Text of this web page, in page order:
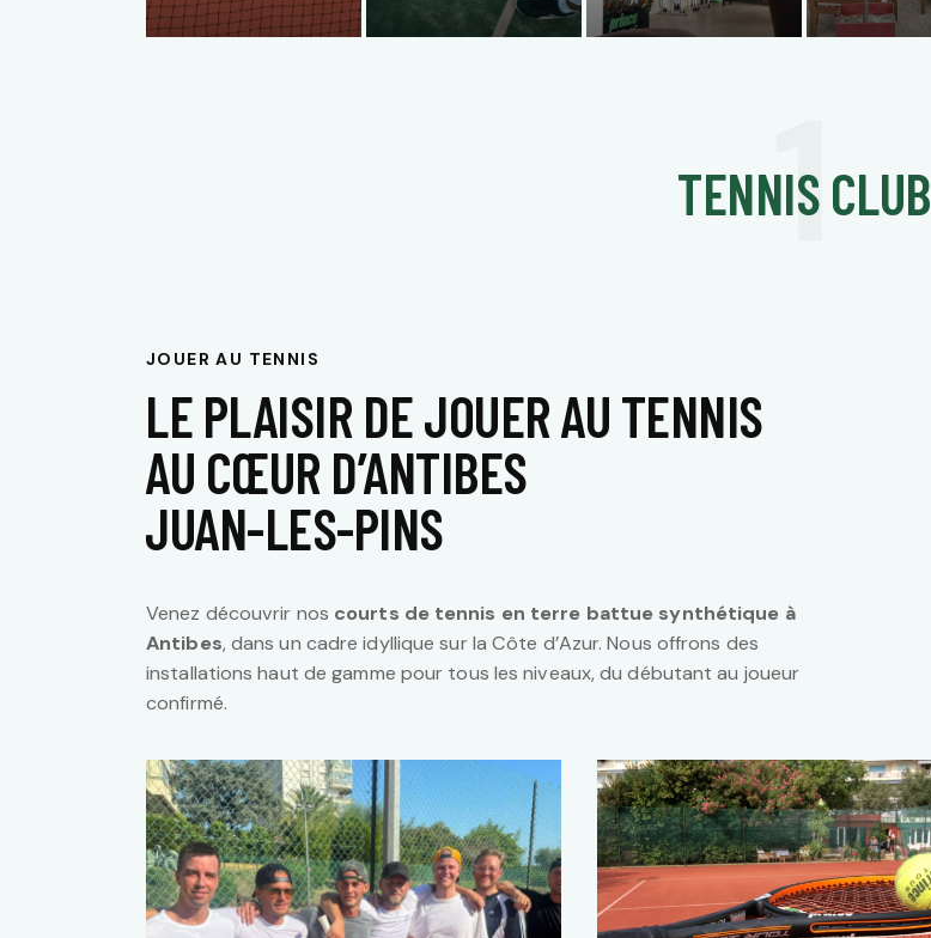
1
TENNIS CLUB
JOUER AU TENNIS
LE PLAISIR DE JOUER AU TENNIS
AU CŒUR D’ANTIBES
JUAN-LES-PINS
Venez découvrir nos courts de tennis en terre battue synthétique à
Antibes, dans un cadre idyllique sur la Côte d’Azur. Nous offrons des
installations haut de gamme pour tous les niveaux, du débutant au joueur
confirmé.
STAGES
Tennis